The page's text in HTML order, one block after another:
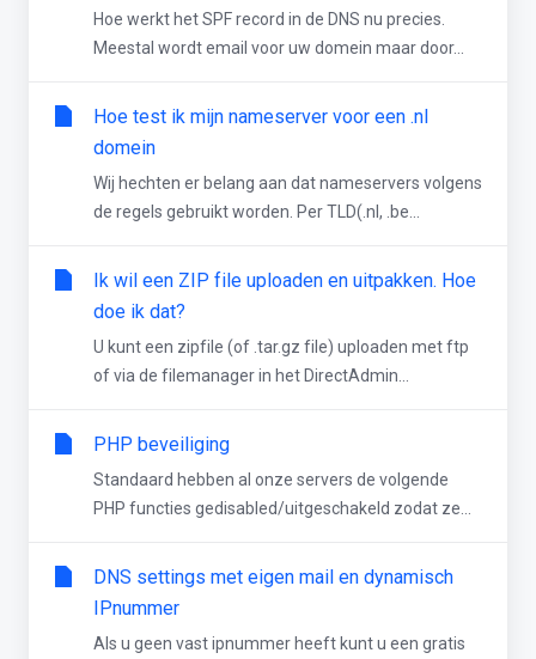
Hoe werkt het SPF record in de DNS nu precies.
Meestal wordt email voor uw domein maar door...
Hoe test ik mijn nameserver voor een .nl
domein
Wij hechten er belang aan dat nameservers volgens
de regels gebruikt worden. Per TLD(.nl, .be...
Ik wil een ZIP file uploaden en uitpakken. Hoe
doe ik dat?
U kunt een zipfile (of .tar.gz file) uploaden met ftp
of via de filemanager in het DirectAdmin...
PHP beveiliging
Standaard hebben al onze servers de volgende
PHP functies gedisabled/uitgeschakeld zodat ze...
DNS settings met eigen mail en dynamisch
IPnummer
Als u geen vast ipnummer heeft kunt u een gratis